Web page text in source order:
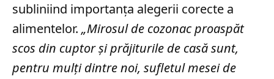
subliniind importanța alegerii corecte a
alimentelor. „Mirosul de cozonac proaspăt
scos din cuptor și prăjiturile de casă sunt,
pentru mulți dintre noi, sufletul mesei de